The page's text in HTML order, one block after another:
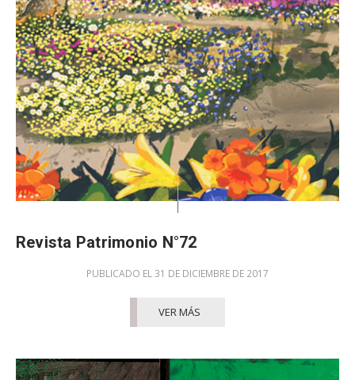
Revista Patrimonio N°72
PUBLICADO EL 31 DE DICIEMBRE DE 2017
VER MÁS